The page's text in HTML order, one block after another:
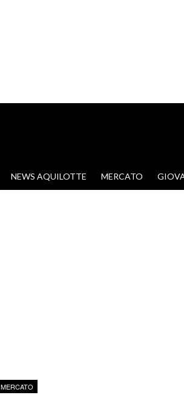
VAI AL CONTENUTO
NEWS AQUILOTTE MERCATO
MERCATO